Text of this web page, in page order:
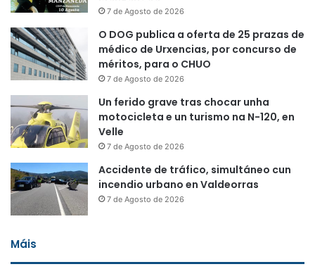
7 de Agosto de 2026
O DOG publica a oferta de 25 prazas de
médico de Urxencias, por concurso de
méritos, para o CHUO
7 de Agosto de 2026
Un ferido grave tras chocar unha
motocicleta e un turismo na N-120, en
Velle
7 de Agosto de 2026
Accidente de tráfico, simultáneo cun
incendio urbano en Valdeorras
7 de Agosto de 2026
Máis